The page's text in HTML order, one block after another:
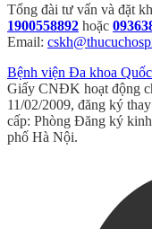
Tổng đài tư vấn và đặt
1900558892 hoặc
Email:
Bệnh viện Đa khoa
Giấy CNĐK hoạt động
11/02/2009, đăng ký
cấp: Phòng Đăng ký
phố Hà Nội.